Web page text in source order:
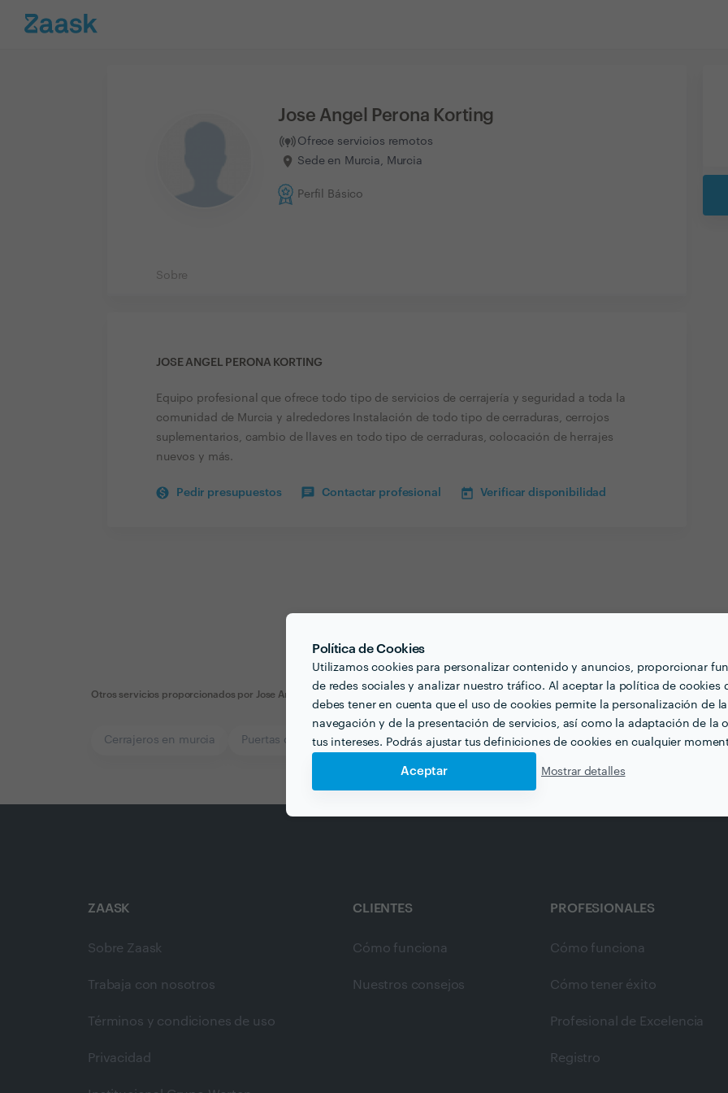
Política de Cookies
Utilizamos cookies para personalizar contenido y anuncios, proporcionar
de redes sociales y analizar nuestro tráfico. Al aceptar la política de cookies
debes tener en cuenta que el uso de cookies permite la personalización de la
navegación y de la presentación de servicios, así como la adaptación de la
tus intereses. Podrás ajustar tus definiciones de cookies en cualquier
Aceptar Mostrar detalles
Jose Angel Perona Korting
Ofrece servicios remotos
Sede en Murcia, Murcia
Perfil Básico
Sobre
JOSE ANGEL PERONA KORTING
Equipo profesional que ofrece todo tipo de servicios de cerrajería y seguridad a toda la
comunidad de Murcia y alrededores Instalación de todo tipo de cerraduras, cerrojos
suplementarios, cambio de llaves en todo tipo de cerraduras, colocación de herrajes
nuevos y más.
Pedir presupuestos Contactar profesional Verificar disponibilidad
Otros servicios proporcionados por Jose Angel Perona Korting
Cerrajeros en murcia Puertas de Garaje en murcia
ZAASK
Sobre Zaask
Trabaja con nosotros
Términos y condiciones de uso
Privacidad
CLIENTES
Cómo funciona
Nuestros consejos
PROFESIONALES
Cómo funciona
Cómo tener éxito
Profesional de Excelencia
Registro